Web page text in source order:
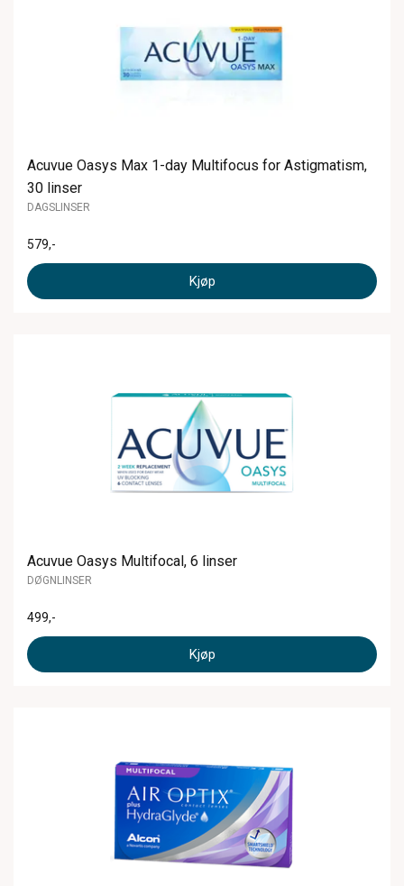
Acuvue Oasys Max 1-day Multifocus for Astigmatism,
30 linser
DAGSLINSER
579,-
Kjøp
Acuvue Oasys Multifocal, 6 linser
DØGNLINSER
499,-
Kjøp